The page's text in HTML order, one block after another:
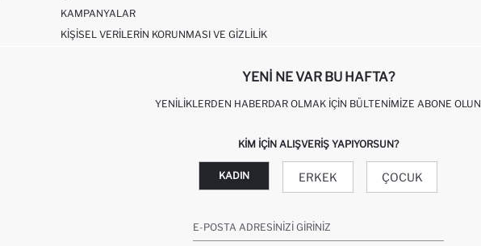
KAMPANYALAR
KIŞISEL VERILERIN KORUNMASI VE GIZLILIK
YENI NE VAR BU HAFTA?
YENILIKLERDEN HABERDAR OLMAK İÇIN BÜLTENIMIZE ABONE OLUN
KIM IÇIN ALIŞVERIŞ YAPIYORSUN?
KADIN ERKEK ÇOCUK
E-POSTA ADRESINIZI GIRINIZ